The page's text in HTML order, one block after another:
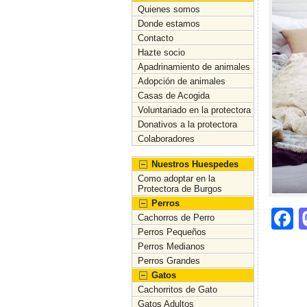
Quienes somos
Donde estamos
Contacto
Hazte socio
Apadrinamiento de animales
Adopción de animales
Casas de Acogida
Voluntariado en la protectora
Donativos a la protectora
Colaboradores
Nuestros Huespedes
Como adoptar en la
Protectora de Burgos
Perros
Cachorros de Perro
Perros Pequeños
Perros Medianos
Perros Grandes
Gatos
Cachorritos de Gato
Gatos Adultos
F